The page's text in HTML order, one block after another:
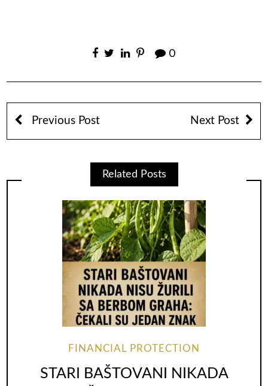
0
Previous Post Next Post
Related Posts
FINANCIAL PROTECTION
STARI BAŠTOVANI NIKADA